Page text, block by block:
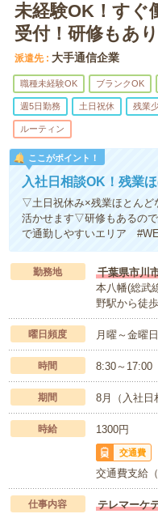
未経験OK！すぐ
受付！研修もあ
派遣先 大手通信企業
職種未経験OK ブランクOK
週5日勤務 土日祝休 残業
ルーティン
ここがポイント！
入社日相談OK！残業
▽土日祝休み×残業ほとんど
活かせます▽研修もあるの
で通勤しやすいエリア
勤務地
千葉県市川
本八幡(総武
野駅から徒
曜日頻度 月曜～金曜
時間 8:30～17:00
期間 8月（入社日
時給 1300円
交通費
交通費支給
仕事内容 テレマーケ